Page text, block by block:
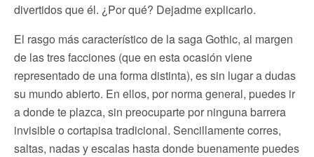
divertidos que él. ¿Por qué? Dejadme explicarlo.
El rasgo más característico de la saga Gothic, al margen
de las tres facciones (que en esta ocasión viene
representado de una forma distinta), es sin lugar a dudas
su mundo abierto. En ellos, por norma general, puedes ir
a donde te plazca, sin preocuparte por ninguna barrera
invisible o cortapisa tradicional. Sencillamente corres,
saltas, nadas y escalas hasta donde buenamente puedes